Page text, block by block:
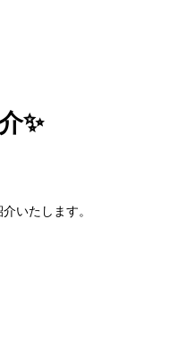
✨
いたします。